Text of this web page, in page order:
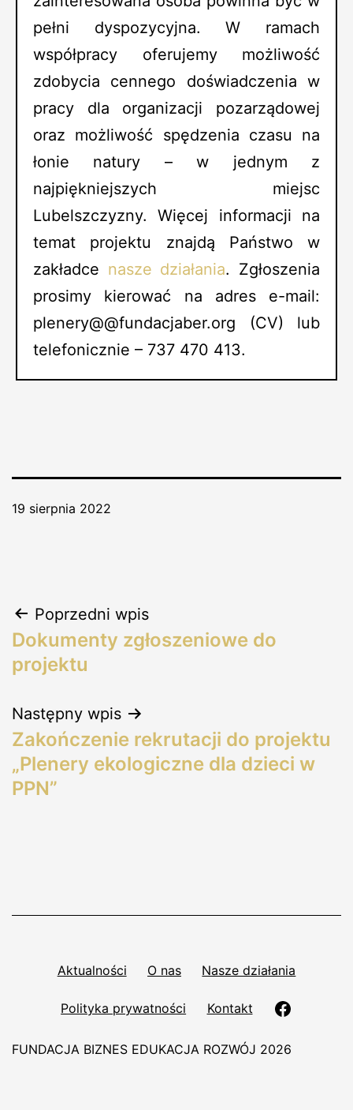
pełni dyspozycyjna. W ramach
współpracy oferujemy możliwość
zdobycia cennego doświadczenia w
pracy dla organizacji pozarządowej
oraz możliwość spędzenia czasu na
łonie natury – w jednym z
najpiękniejszych miejsc
Lubelszczyzny. Więcej informacji na
temat projektu znajdą Państwo w
zakładce nasze działania. Zgłoszenia
prosimy kierować na adres e-mail:
plenery@@fundacjaber.org (CV) lub
telefonicznie – 737 470 413.
19 sierpnia 2022
Poprzedni wpis
Dokumenty zgłoszeniowe do
projektu
Następny wpis
Zakończenie rekrutacji do projektu
„Plenery ekologiczne dla dzieci w
PPN”
Aktualności O nas Nasze działania
Polityka prywatności Kontakt
FUNDACJA BIZNES EDUKACJA ROZWÓJ 2026